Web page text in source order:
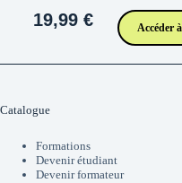
19,99 € Accéder
Catalogue
Formations
Devenir étudiant
Devenir formateur